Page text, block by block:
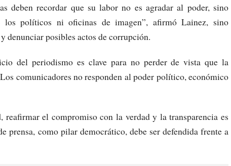
deben recordar que su labor no es agradar al poder, sino
los políticos ni oficinas de imagen”, afirmó Lainez, sino
denunciar posibles actos de corrupción.
del periodismo es clave para no perder de vista que la
comunicadores no responden al poder político, económico
el compromiso con la verdad y la transparencia es
prensa, como pilar democrático, debe ser defendida frente a